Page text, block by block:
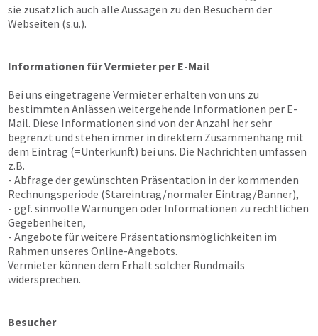
sie zusätzlich auch alle Aussagen zu den Besuchern der
Webseiten (s.u.).
Informationen für Vermieter per E-Mail
Bei uns eingetragene Vermieter erhalten von uns zu
bestimmten Anlässen weitergehende Informationen per E-
Mail. Diese Informationen sind von der Anzahl her sehr
begrenzt und stehen immer in direktem Zusammenhang mit
dem Eintrag (=Unterkunft) bei uns. Die Nachrichten umfassen
z.B.
- Abfrage der gewünschten Präsentation in der kommenden
Rechnungsperiode (Stareintrag/normaler Eintrag/Banner),
- ggf. sinnvolle Warnungen oder Informationen zu rechtlichen
Gegebenheiten,
- Angebote für weitere Präsentationsmöglichkeiten im
Rahmen unseres Online-Angebots.
Vermieter können dem Erhalt solcher Rundmails
widersprechen.
Besucher